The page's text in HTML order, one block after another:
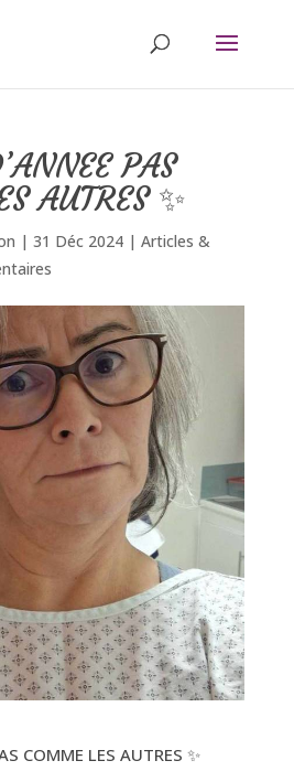
PAS
AUTRES ✨
| 31 Déc 2024| Articles &
COMME LES AUTRES ✨